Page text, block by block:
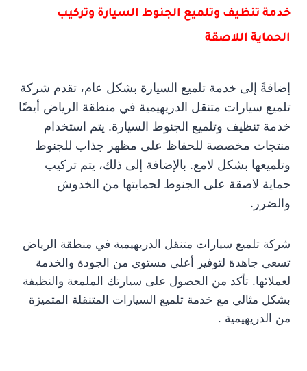
خدمة تنظيف وتلميع الجنوط السيارة وتركيب
الحماية اللاصقة
إضافةً إلى خدمة تلميع السيارة بشكل عام، تقدم شركة
تلميع سيارات متنقل الدريهيمية في منطقة الرياض أيضًا
خدمة تنظيف وتلميع الجنوط السيارة. يتم استخدام
منتجات مخصصة للحفاظ على مظهر جذاب للجنوط
وتلميعها بشكل لامع. بالإضافة إلى ذلك، يتم تركيب
حماية لاصقة على الجنوط لحمايتها من الخدوش
والضرر.
شركة تلميع سيارات متنقل الدريهيمية في منطقة الرياض
تسعى جاهدة لتوفير أعلى مستوى من الجودة والخدمة
لعملائها. تأكد من الحصول على سيارتك الملمعة والنظيفة
بشكل مثالي مع خدمة تلميع السيارات المتنقلة المتميزة
من الدريهيمية .